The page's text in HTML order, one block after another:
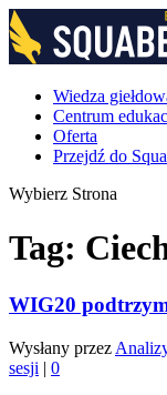
Wiedza
Centrum
Oferta
Przejdź do
Wybierz Strona
Tag:
WIG20
Wysłany przez
sesji | 0